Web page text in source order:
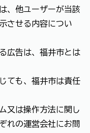
、他ユーザーが当該
させる内容につい
広告は、福井市とは
ても、福井市は責任
又は操作方法に関し
れの運営会社にお問